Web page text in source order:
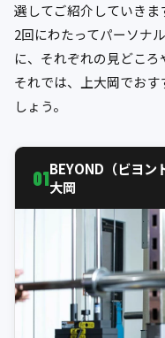
選してご紹介していきま
2回にわたってパーソナ
に、それぞれの見どころ
それでは、上大岡でお
しょう。
01BEYOND（ビヨン
大岡